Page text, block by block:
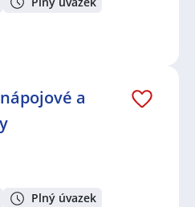
a
Plný úvazek